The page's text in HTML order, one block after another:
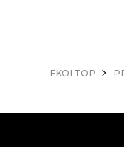
EKOI TOP